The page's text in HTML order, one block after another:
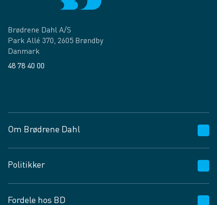
Brødrene Dahl A/S
Park Allé 370, 2605 Brøndby
Danmark
48 78 40 00
Om Brødrene Dahl
Vagttelefon 30 10 89 89
Spørgsmål og svar
Job og karriere
Politikker
Fordele hos BD